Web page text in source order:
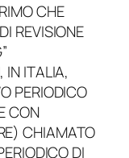
CHE
REVISIONE
IN ITALIA,
PERIODICO
CON
CHIAMATO
DI